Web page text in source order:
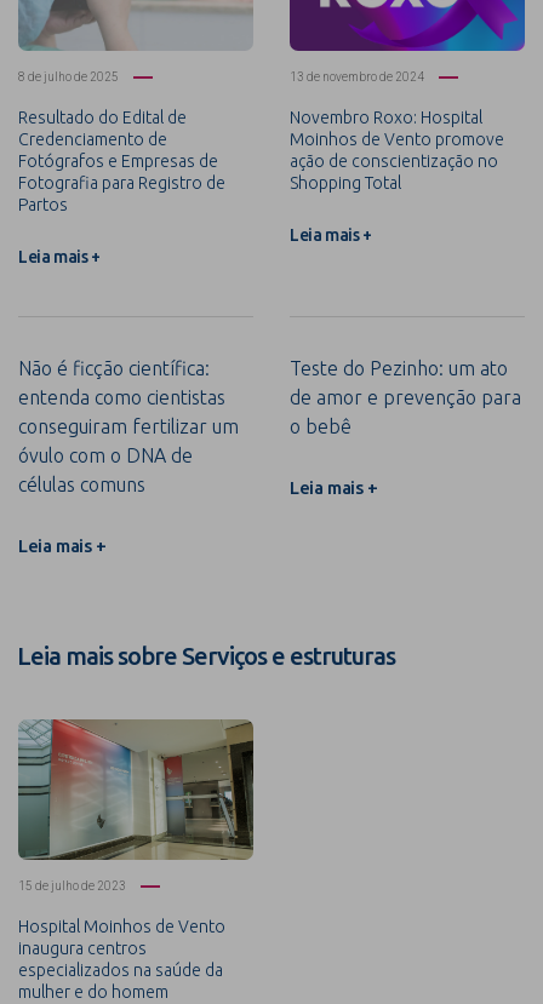
8 de julho de 2025
Resultado do Edital de
Credenciamento de
Fotógrafos e Empresas de
Fotografia para Registro de
Partos
Leia mais +
13 de novembro de 2024
Novembro Roxo: Hospital
Moinhos de Vento promove
ação de conscientização no
Shopping Total
Leia mais +
Não é ficção científica:
entenda como cientistas
conseguiram fertilizar um
óvulo com o DNA de
células comuns
Leia mais +
Teste do Pezinho: um ato
de amor e prevenção para
o bebê
Leia mais +
Leia mais sobre Serviços e estruturas
15 de julho de 2023
Hospital Moinhos de Vento
inaugura centros
especializados na saúde da
mulher e do homem